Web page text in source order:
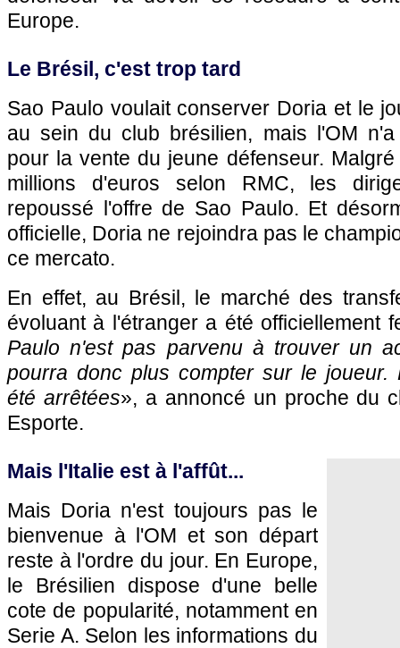
Europe.
Le Brésil, c'est trop tard
Sao Paulo voulait conserver Doria et le
au sein du club brésilien, mais l'OM
pour la vente du jeune défenseur.
millions d'euros selon RMC, les
repoussé l'offre de Sao Paulo. Et
officielle, Doria ne rejoindra pas le
ce mercato.
En effet, au Brésil, le marché des
évoluant à l'étranger a été officiellement
Paulo n'est pas parvenu à trouver un
pourra donc plus compter sur le joueur.
été arrêtées», a annoncé un proche du
Esporte.
Mais l'Italie est à l'affût...
Mais Doria n'est toujours pas le
bienvenue à l'OM et son départ
reste à l'ordre du jour. En Europe,
le Brésilien dispose d'une belle
cote de popularité, notamment en
Serie A. Selon les informations du